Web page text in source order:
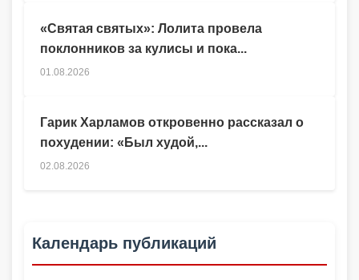
Гарик Харламов откровенно рассказал о
похудении: «Был худой,...
02.08.2026
«Святая святых»: Лолита провела
поклонников за кулисы и пока...
01.08.2026
Календарь публикаций